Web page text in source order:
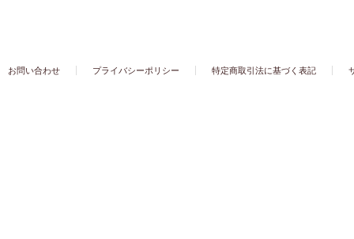
お問い合わせ プライバシーポリシー 特定商取引法に基づく表記